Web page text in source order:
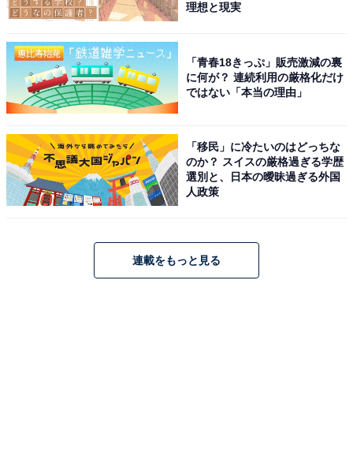
理想と現実
「青春18きっぷ」販売激減の裏
に何が？ 連続利用の厳格化だけ
ではない「本当の理由」
「移民」に冷たいのはどっちな
のか？ スイスの厳格過ぎる学歴
選別と、日本の曖昧過ぎる外国
人政策
連載をもっと見る